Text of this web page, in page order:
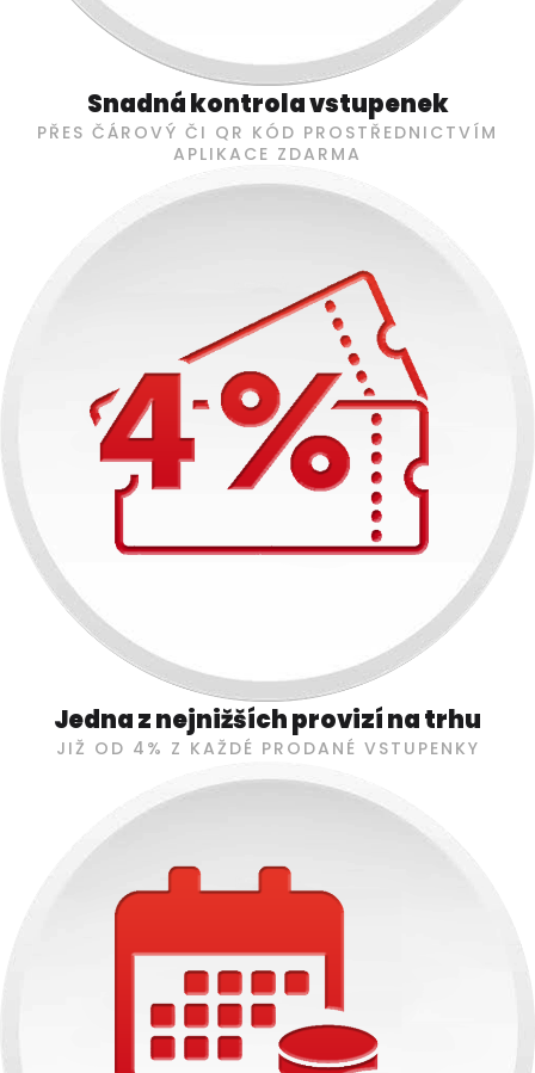
Snadná kontrola vstupenek
PŘES ČÁROVÝ ČI QR KÓD PROSTŘEDNICTVÍM
APLIKACE ZDARMA
Jedna z nejnižších provizí na trhu
JIŽ OD 4% Z KAŽDÉ PRODANÉ VSTUPENKY